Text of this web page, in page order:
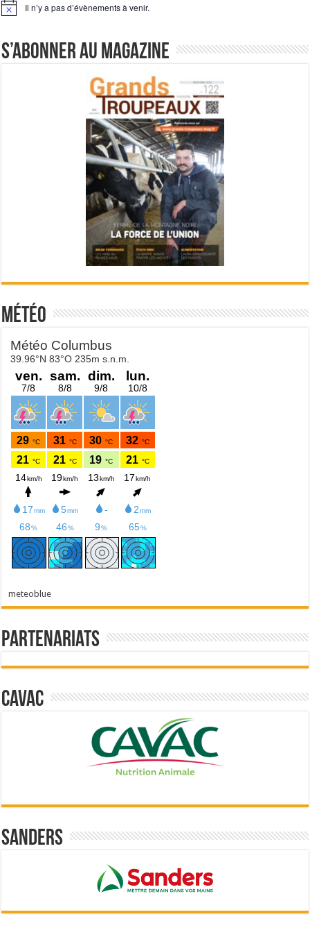
Notice Il n’y a pas d’évènements à venir.
S’abonner au magazine
Météo
meteoblue
Partenariats
Cavac
Sanders